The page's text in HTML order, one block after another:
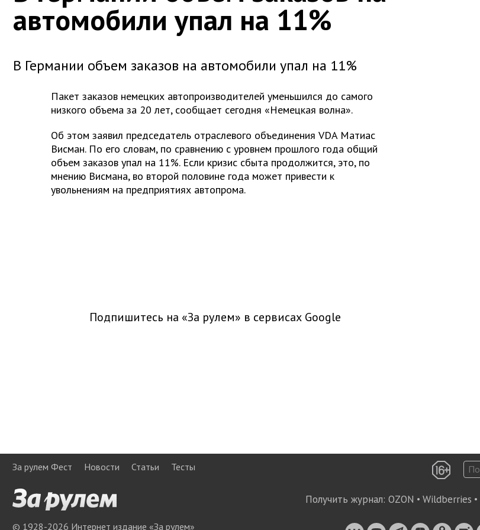
автомобили упал на 11%
В Германии объем заказов на автомобили упал на 11%
Пакет заказов немецких автопроизводителей уменьшился до самого
низкого объема за 20 лет, сообщает сегодня «Немецкая волна».
Об этом заявил председатель отраслевого объединения VDA Матиас
Висман. По его словам, по сравнению с уровнем прошлого года общий
объем заказов упал на 11%. Если кризис сбыта продолжится, это, по
мнению Висмана, во второй половине года может привести к
увольнениям на предприятиях автопрома.
Подпишитесь на «За рулем» в сервисах Google
За рулем Фест Новости Статьи Тесты
Получить журнал: OZON • Wildberries •
© 1928-2026 Интернет издание «За рулем»